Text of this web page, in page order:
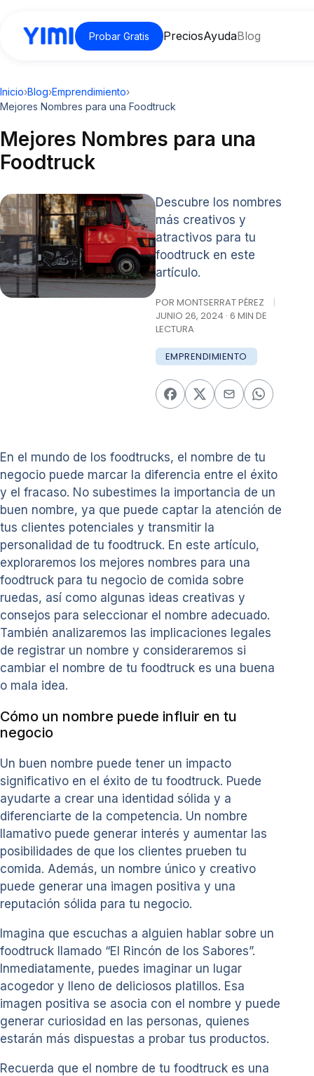
Probar Gratis PreciosAyudaBlog
Inicio›Blog›Emprendimiento›
Mejores Nombres para una Foodtruck
Mejores Nombres para una
Foodtruck
Descubre los nombres
más creativos y
atractivos para tu
foodtruck en este
artículo.
POR MONTSERRAT PÉREZ
|
JUNIO 26, 2024 · 6 MIN DE
LECTURA
EMPRENDIMIENTO
En el mundo de los foodtrucks, el nombre de tu
negocio puede marcar la diferencia entre el éxito
y el fracaso. No subestimes la importancia de un
buen nombre, ya que puede captar la atención de
tus clientes potenciales y transmitir la
personalidad de tu foodtruck. En este artículo,
exploraremos los mejores nombres para una
foodtruck para tu negocio de comida sobre
ruedas, así como algunas ideas creativas y
consejos para seleccionar el nombre adecuado.
También analizaremos las implicaciones legales
de registrar un nombre y consideraremos si
cambiar el nombre de tu foodtruck es una buena
o mala idea.
Cómo un nombre puede influir en tu
negocio
Un buen nombre puede tener un impacto
significativo en el éxito de tu foodtruck. Puede
ayudarte a crear una identidad sólida y a
diferenciarte de la competencia. Un nombre
llamativo puede generar interés y aumentar las
posibilidades de que los clientes prueben tu
comida. Además, un nombre único y creativo
puede generar una imagen positiva y una
reputación sólida para tu negocio.
Imagina que escuchas a alguien hablar sobre un
foodtruck llamado “El Rincón de los Sabores”.
Inmediatamente, puedes imaginar un lugar
acogedor y lleno de deliciosos platillos. Esa
imagen positiva se asocia con el nombre y puede
generar curiosidad en las personas, quienes
estarán más dispuestas a probar tus productos.
Recuerda que el nombre de tu foodtruck es una